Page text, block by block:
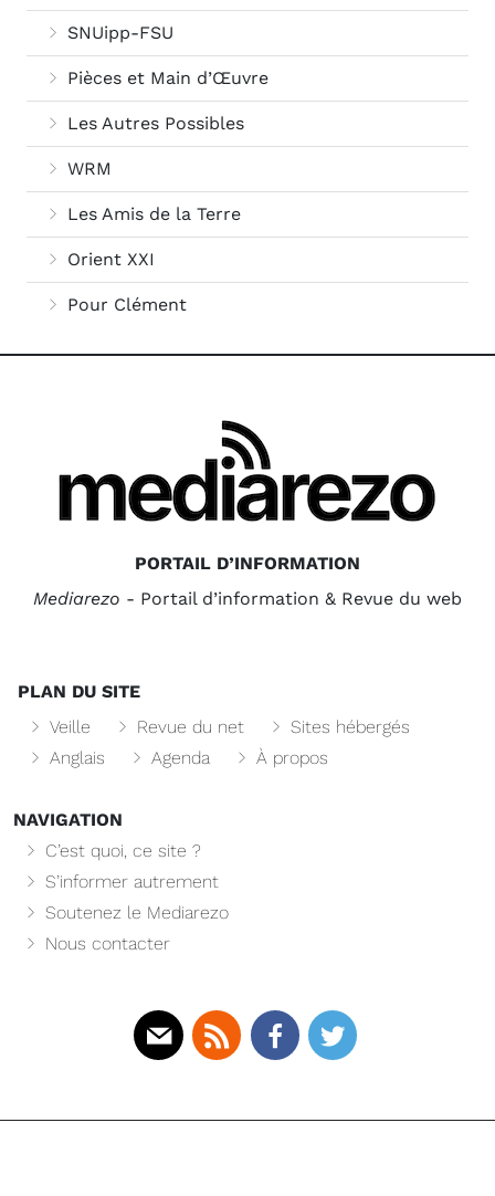
SNUipp-FSU
Pièces et Main d’Œuvre
Les Autres Possibles
WRM
Les Amis de la Terre
Orient XXI
Pour Clément
PORTAIL D’INFORMATION
Mediarezo - Portail d’information & Revue du web
PLAN DU SITE
Veille
Revue du net
Sites hébergés
Anglais
Agenda À propos
NAVIGATION
C’est quoi, ce site ?
S’informer autrement
Soutenez le Mediarezo
Nous contacter